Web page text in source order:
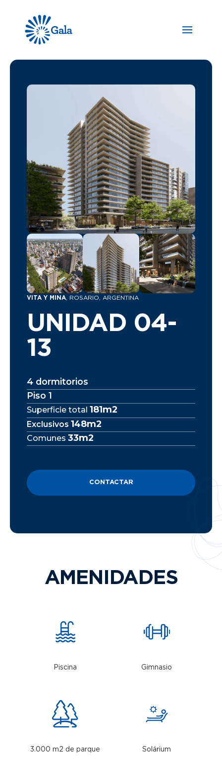
VITA Y MINA , ROSARIO, ARGENTINA
UNIDAD 04-
13
4 dormitorios
Piso 1
Superficie total 181m2
Exclusivos 148m2
Comunes 33m2
CONTACTAR
AMENIDADES
Piscina Gimnasio
3.000 m2 de parque Solárium